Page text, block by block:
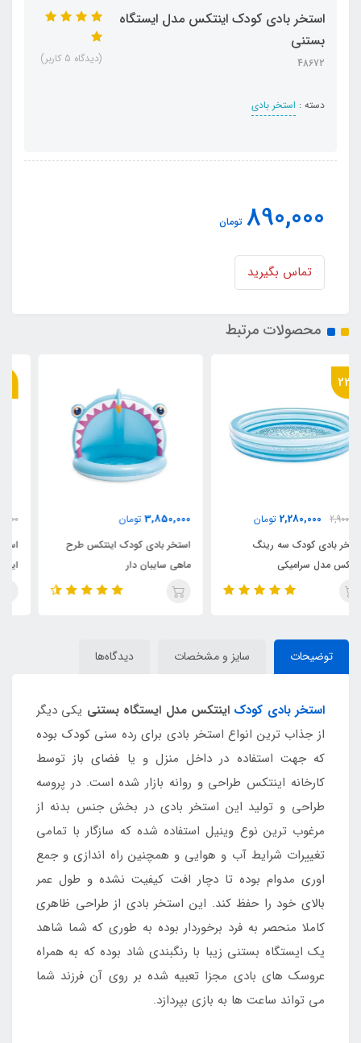
استخر بادی کودک اینتکس مدل ایستگاه
بستنی
48672
دسته : استخر بادی
(دیدگاه 5 کاربر)
890,000 تومان
تماس بگیرید
محصولات مرتبط
3,850,000 تومان
استخر بادی کودک اینتکس طرح
ماهی سایبان دار
3,400,000
2,180,000
استخر بادی سه رینگ کودک
اینتکس طرح جدید قطر 147
توضیحات سایز و مشخصات دیدگاه‌ها
استخر بادی کودک اینتکس مدل ایستگاه بستنی یکی دیگر
از جذاب ترین انواع استخر بادی برای رده سنی کودک بوده
که جهت استفاده در داخل منزل و یا فضای باز توسط
کارخانه اینتکس طراحی و روانه بازار شده است. در پروسه
طراحی و تولید این استخر بادی در بخش جنس بدنه از
مرغوب ترین نوع وینیل استفاده شده که سازگار با تمامی
تغییرات شرایط آب و هوایی و همچنین راه اندازی و جمع
اوری مدوام بوده تا دچار افت کیفیت نشده و طول عمر
بالای خود را حفظ کند. این استخر بادی از طراحی ظاهری
کاملا منحصر به فرد برخوردار بوده به طوری که شما شاهد
یک ایستگاه بستنی زیبا با رنگبندی شاد بوده که به همراه
عروسک های بادی مجزا تعبیه شده بر روی آن فرزند شما
می تواند ساعت ها به بازی بپردازد.